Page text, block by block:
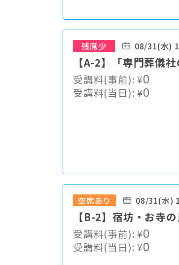
残席少 08/31(水)
【A-2】「専門葬儀
受講料(事前):¥0
受講料(当日):¥0
空席あり 08/31(水)
【B-2】宿坊・お寺
受講料(事前):¥0
受講料(当日):¥0